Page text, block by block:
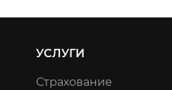
УСЛУГИ
Страхование